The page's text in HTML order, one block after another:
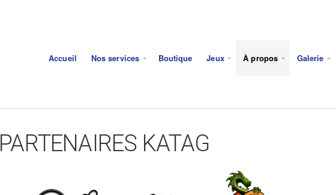
Accueil Nos services Boutique Jeux À propos Galerie
PARTENAIRES KATAG